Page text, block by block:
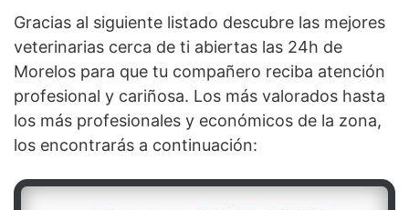
Gracias al siguiente listado descubre las mejores
veterinarias cerca de ti abiertas las 24h de
Morelos para que tu compañero reciba atención
profesional y cariñosa. Los más valorados hasta
los más profesionales y económicos de la zona,
los encontrarás a continuación: